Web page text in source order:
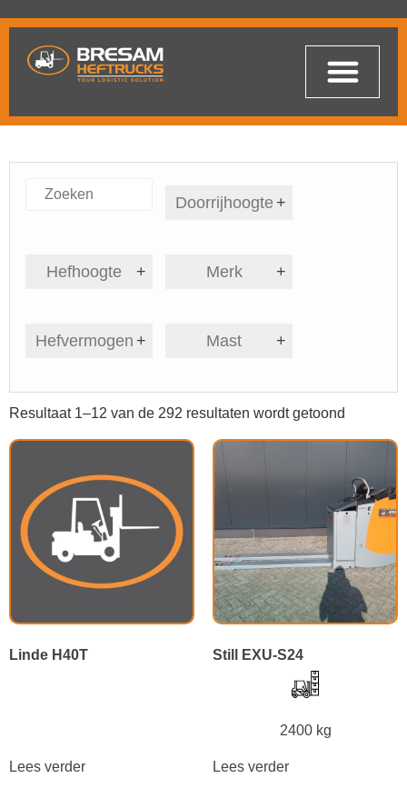
Doorrijhoogte +
Hefhoogte + Merk +
Hefvermogen + Mast +
Resultaat 1–12 van de 292 resultaten wordt getoond
Linde H40T
Lees verder
Still EXU-S24
2400 kg
Lees verder